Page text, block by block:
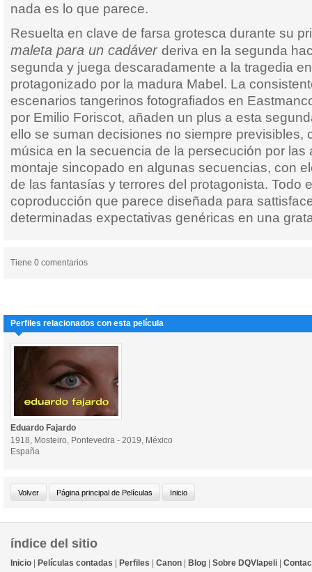
nada es lo que parece.
Resuelta en clave de farsa grotesca durante su
maleta para un cadáver deriva en la segunda
segunda y juega descaradamente a la tragedia
protagonizado por la madura Mabel. La
escenarios tangerinos fotografiados en
por Emilio Foriscot, añaden un plus a esta
ello se suman decisiones no siempre previsibles,
música en la secuencia de la persecución por las
montaje sincopado en algunas secuencias, con
de las fantasías y terrores del protagonista. Todo
coproducción que parece diseñada para
determinadas expectativas genéricas en una
Tiene 0 comentarios
Perfiles relacionados con esta película
Eduardo Fajardo
1918, Mosteiro, Pontevedra - 2019, México
España
índice del sitio
Inicio Películas contadas Perfiles Canon Blog Sobre DQVlapeli